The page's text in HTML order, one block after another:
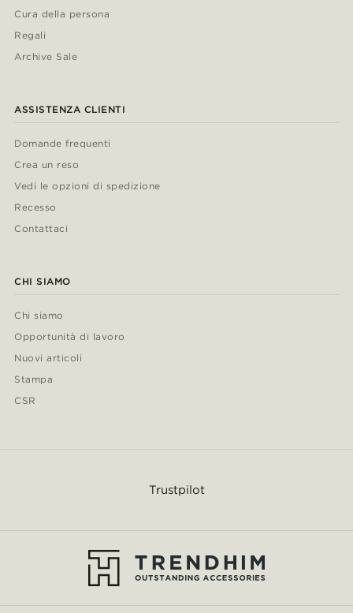
Cura della persona
Regali
Archive Sale
ASSISTENZA CLIENTI
Domande frequenti
Crea un reso
Vedi le opzioni di spedizione
Recesso
Contattaci
CHI SIAMO
Chi siamo
Opportunità di lavoro
Nuovi articoli
Stampa
CSR
Trustpilot